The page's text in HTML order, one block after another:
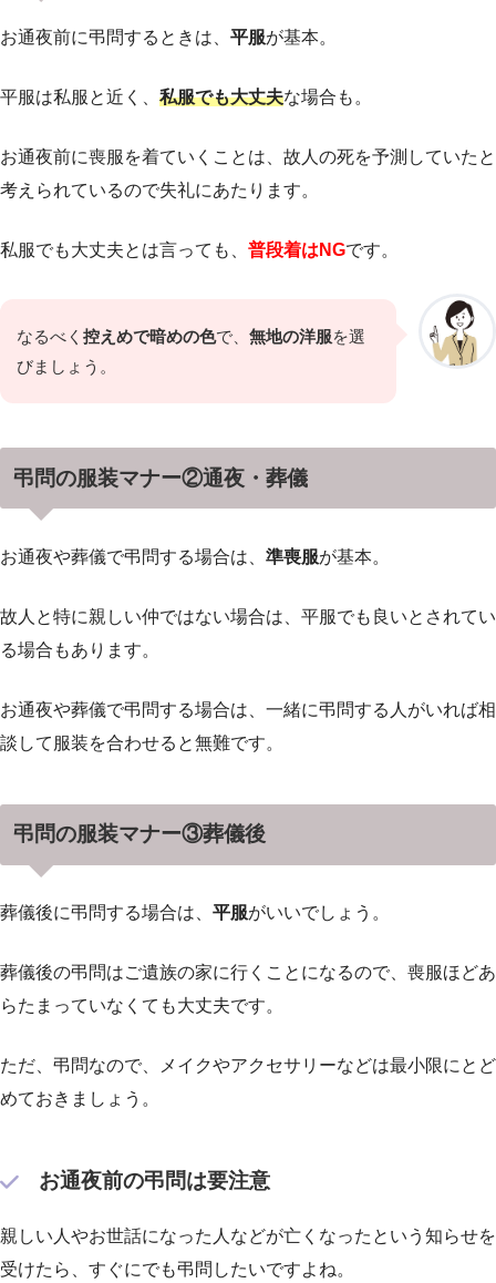
お通夜前に弔問するときは、 平服が基本。
平服は私服と近く、 私服でも大丈夫な場合も。
お通夜前に喪服を着ていくことは、故人の死を予測していたと
考えられているので失礼にあたります。
私服でも大丈夫とは言っても、 普段着はNGです。
なるべく 控えめで暗めの色で、 無地の洋服を選
びましょう。
弔問の服装マナー②通夜・葬儀
お通夜や葬儀で弔問する場合は、 準喪服が基本。
故人と特に親しい仲ではない場合は、平服でも良いとされてい
る場合もあります。
お通夜や葬儀で弔問する場合は、一緒に弔問する人がいれば相
談して服装を合わせると無難です。
弔問の服装マナー③葬儀後
葬儀後に弔問する場合は、 平服がいいでしょう。
葬儀後の弔問はご遺族の家に行くことになるので、喪服ほどあ
らたまっていなくても大丈夫です。
ただ、弔問なので、メイクやアクセサリーなどは最小限にとど
めておきましょう。
お通夜前の弔問は要注意
親しい人やお世話になった人などが亡くなったという知らせを
受けたら、すぐにでも弔問したいですよね。